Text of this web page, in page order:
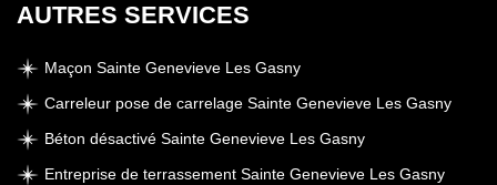
AUTRES SERVICES
Maçon Sainte Genevieve Les Gasny
Carreleur pose de carrelage Sainte Genevieve Les Gasny
Béton désactivé Sainte Genevieve Les Gasny
Entreprise de terrassement Sainte Genevieve Les Gasny